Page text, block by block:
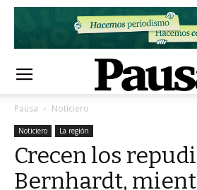
Pausa Noticiero
Noticiero La región
Crecen los
Bernhardt,